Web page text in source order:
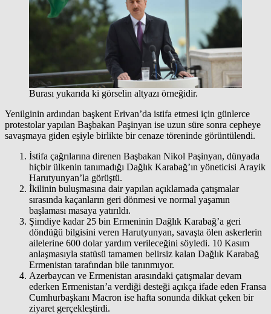
Burası yukarıda ki görselin altyazı örneğidir.
Yenilginin ardından başkent Erivan’da istifa etmesi için günlerce
protestolar yapılan Başbakan Paşinyan ise uzun süre sonra cepheye
savaşmaya giden eşiyle birlikte bir cenaze töreninde görüntülendi.
İstifa çağrılarına direnen Başbakan Nikol Paşinyan, dünyada
hiçbir ülkenin tanımadığı Dağlık Karabağ’ın yöneticisi Arayik
Harutyunyan’la görüştü.
İkilinin buluşmasına dair yapılan açıklamada çatışmalar
sırasında kaçanların geri dönmesi ve normal yaşamın
başlaması masaya yatırıldı.
Şimdiye kadar 25 bin Ermeninin Dağlık Karabağ’a geri
döndüğü bilgisini veren Harutyunyan, savaşta ölen askerlerin
ailelerine 600 dolar yardım verileceğini söyledi. 10 Kasım
anlaşmasıyla statüsü tamamen belirsiz kalan Dağlık Karabağ
Ermenistan tarafından bile tanınmıyor.
Azerbaycan ve Ermenistan arasındaki çatışmalar devam
ederken Ermenistan’a verdiği desteği açıkça ifade eden Fransa
Cumhurbaşkanı Macron ise hafta sonunda dikkat çeken bir
ziyaret gerçekleştirdi.